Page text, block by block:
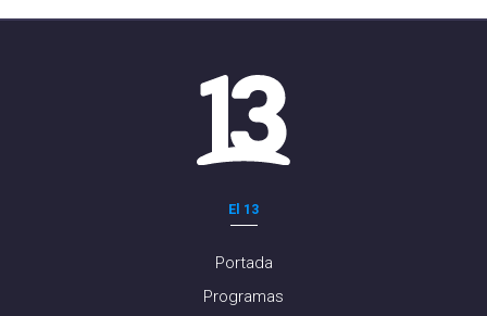
El 13
Portada
Programas